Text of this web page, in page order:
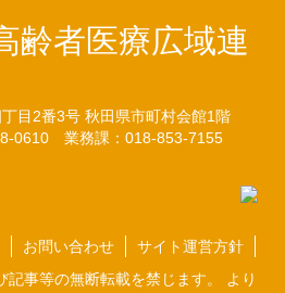
齢者医療広域連
目2番3号 秋田県市町村会館1階
0610 業務課：018-853-7155
お問い合わせ
サイト運営方針
記事等の無断転載を禁じます。 より